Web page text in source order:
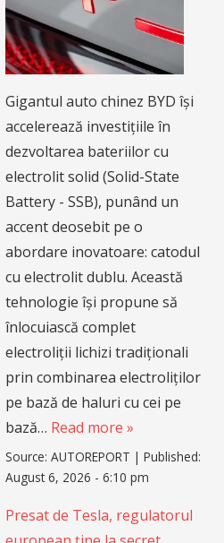
Gigantul auto chinez BYD își
accelerează investițiile în
dezvoltarea bateriilor cu
electrolit solid (Solid-State
Battery - SSB), punând un
accent deosebit pe o
abordare inovatoare: catodul
cu electrolit dublu. Această
tehnologie își propune să
înlocuiască complet
electroliții lichizi tradiționali
prin combinarea electroliților
pe bază de haluri cu cei pe
bază… Read more »
Source:AUTOREPORT |Published:
August 6, 2026 - 6:10 pm
Presat de Tesla, regulatorul